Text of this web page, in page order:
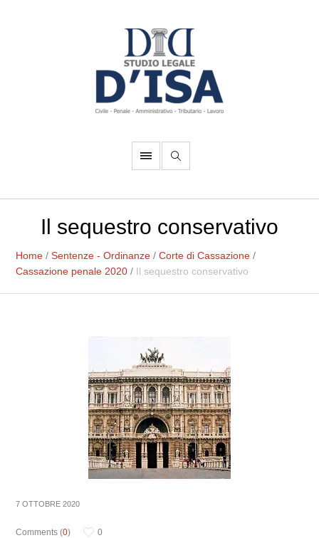
Il sequestro conservativo
Home /Sentenze - Ordinanze /Corte di Cassazione /
Cassazione penale 2020 / Il sequestro conservativo
7 OTTOBRE 2020
Comments (0)
0